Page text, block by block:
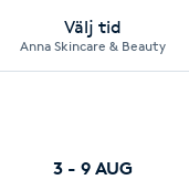
Välj tid
Anna Skincare & Beauty
3 - 9 AUG